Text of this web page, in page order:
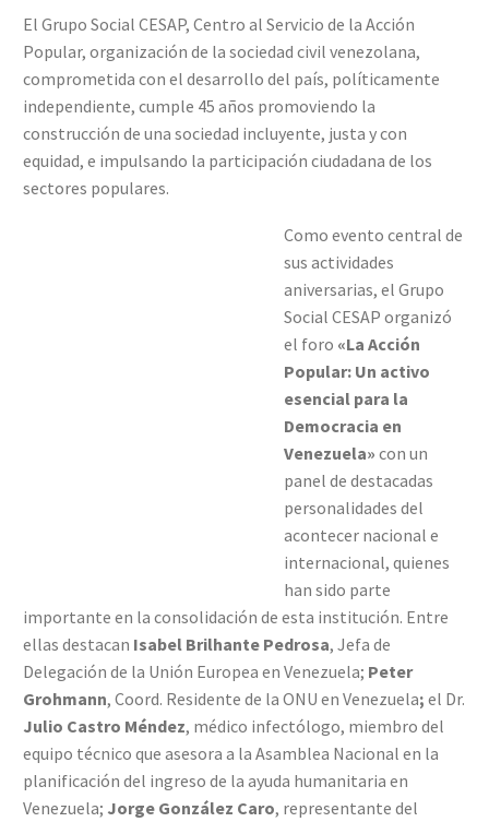
El Grupo Social CESAP, Centro al Servicio de la Acción
Popular, organización de la sociedad civil venezolana,
comprometida con el desarrollo del país, políticamente
independiente, cumple 45 años promoviendo la
construcción de una sociedad incluyente, justa y con
equidad, e impulsando la participación ciudadana de los
sectores populares.
Como evento central de
sus actividades
aniversarias, el Grupo
Social CESAP organizó
el foro «La Acción
Popular: Un activo
esencial para la
Democracia en
Venezuela» con un
panel de destacadas
personalidades del
acontecer nacional e
internacional, quienes
han sido parte
importante en la consolidación de esta institución. Entre
ellas destacan Isabel Brilhante Pedrosa, Jefa de
Delegación de la Unión Europea en Venezuela; Peter
Grohmann, Coord. Residente de la ONU en Venezuela; el Dr.
Julio Castro Méndez, médico infectólogo, miembro del
equipo técnico que asesora a la Asamblea Nacional en la
planificación del ingreso de la ayuda humanitaria en
Venezuela; Jorge González Caro, representante del